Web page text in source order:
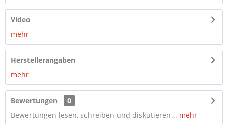
Video
mehr
Herstellerangaben
mehr
Bewertungen
0
Bewertungen lesen, schreiben und diskutieren... mehr